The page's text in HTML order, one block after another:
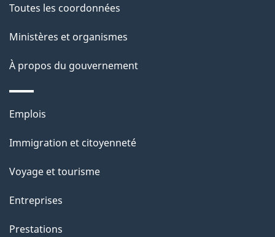
Toutes les coordonnées
Ministères et organismes
À propos du gouvernement
Thèmes
sujets
Emplois
Immigration et citoyenneté
Voyage et tourisme
Entreprises
Prestations